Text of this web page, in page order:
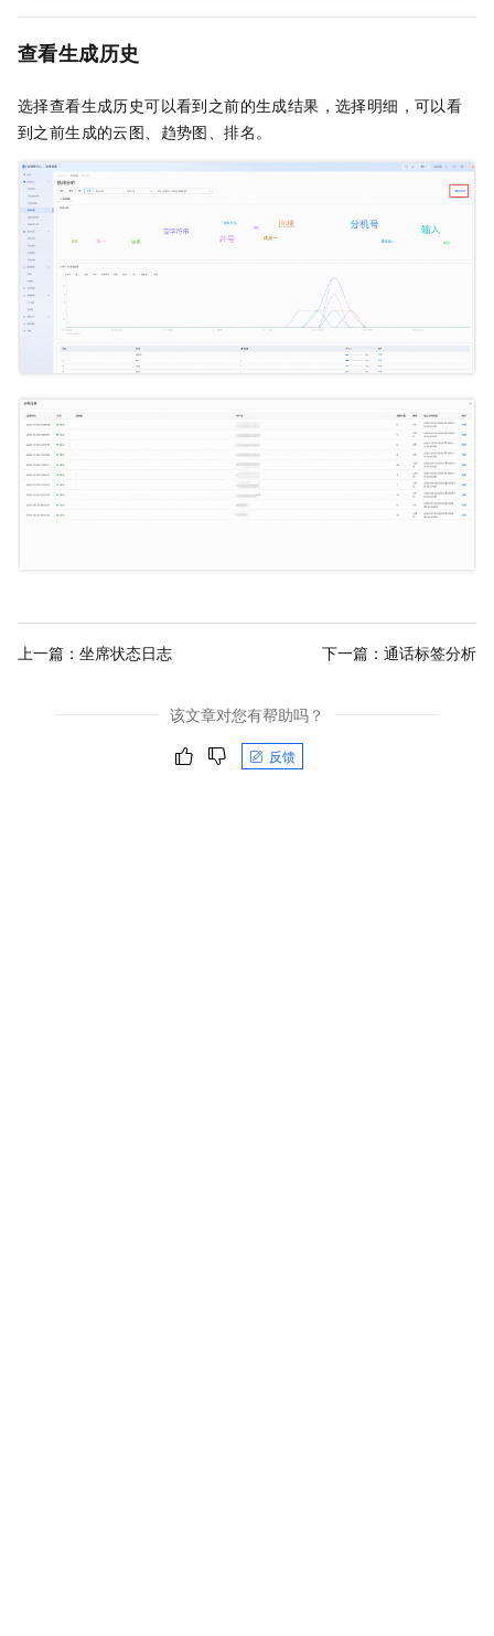
查看生成历史
选择查看生成历史可以看到之前的生成结果，选择明细，可以看
到之前生成的云图、趋势图、排名。
上一篇： 坐席状态日志 下一篇： 通话标签分析
该文章对您有帮助吗？
反馈